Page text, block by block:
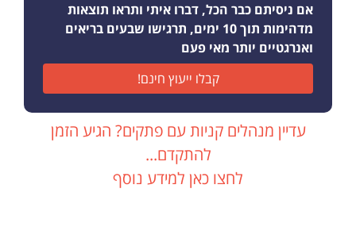
אם ניסיתם כבר הכל, דברו איתי ותראו תוצאות
מדהימות תוך 10 ימים, תרגישו שבעים בריאים
ואנרגטיים יותר מאי פעם
קבלו ייעוץ חינם!
עדיין מנהלים קניות עם פתקים? הגיע הזמן
להתקדם...
לחצו כאן למידע נוסף